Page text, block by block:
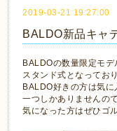
2019-03-21 19:27:00
BALDO新品キャ
BALDOの数量限定モ
スタンド式となってお
BALDO好きの方は気
一つしかありませんの
気になった方はぜひゴ